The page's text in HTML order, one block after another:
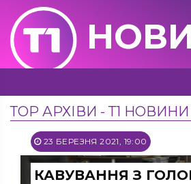
ТОР АРХІВИ - Т1 НОВИНИ
23 БЕРЕЗНЯ 2021, 19:00
КАВУВАННЯ З